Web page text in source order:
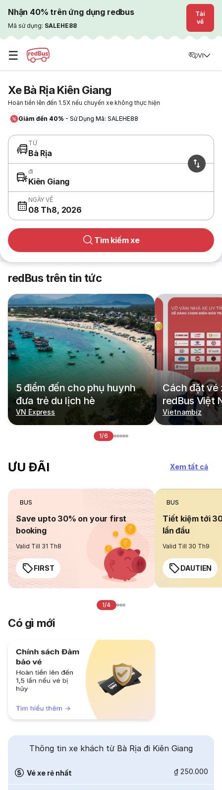
Nhận 40% trên ứng dụng redbus
Mã sử dụng: SALEHE88
Tải
về
☰ VI
Xe Bà Rịa Kiên Giang
Hoàn tiền lên đến 1.5X nếu chuyến xe không thực hiện
Giảm đến 40% - Sử Dụng Mã: SALEHE88
TỪ
Bà Rịa
đi
Kiên Giang
NGÀY VỀ
08 Th8, 2026
Tìm kiếm xe
redBus trên tin tức
5 điểm đến cho phụ huynh
đưa trẻ du lịch hè
VN Express
Cách đặt vé
redBus Việt
Vietnambiz
1/6
ƯU ĐÃI Xem tất cả
BUS
Save upto 30% on your first
booking
Valid Till 31 Th8
FIRST
BUS
Tiết kiệm tới
lần đầu
Valid Till 30 Th9
DAUTIEN
1/4
Có gì mới
Thông tin xe khách từ Bà Rịa đi Kiên Giang
Vé xe rẻ nhất ₫ 250.000